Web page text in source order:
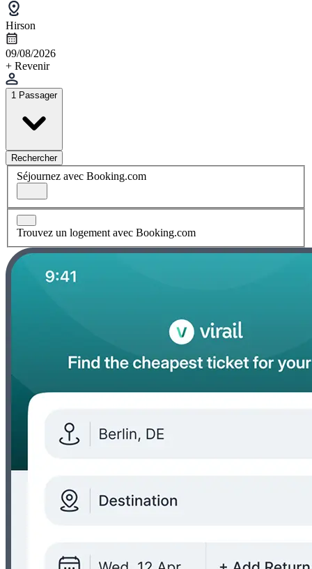
Hirson
09/08/2026
+ Revenir
1 Passager
Rechercher
Séjournez avec Booking.com
Trouvez un logement avec Booking.com